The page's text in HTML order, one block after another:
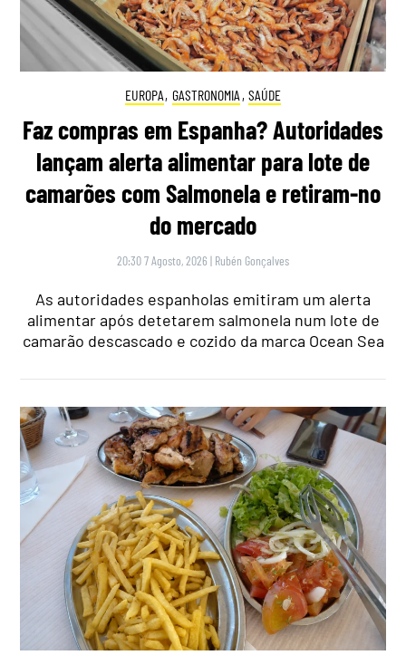
EUROPA, GASTRONOMIA , SAÚDE
Faz compras em Espanha? Autoridades
lançam alerta alimentar para lote de
camarões com Salmonela e retiram-no
do mercado
20:30 7 Agosto, 2026 | Rubén Gonçalves
As autoridades espanholas emitiram um alerta
alimentar após detetarem salmonela num lote de
camarão descascado e cozido da marca Ocean Sea